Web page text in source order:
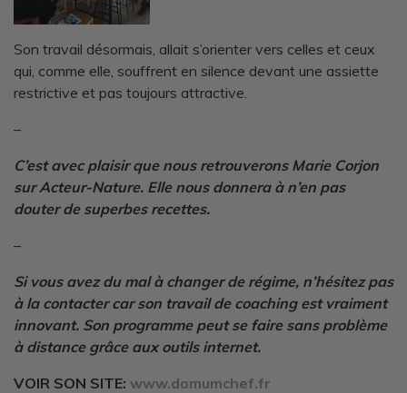
Son travail désormais, allait s’orienter vers celles et ceux
qui, comme elle, souffrent en silence devant une assiette
restrictive et pas toujours attractive.
–
C’est avec plaisir que nous retrouverons Marie Corjon
sur Acteur-Nature. Elle nous donnera à n’en pas
douter de superbes recettes.
–
Si vous avez du mal à changer de régime, n’hésitez pas
à la contacter car son travail de coaching est vraiment
innovant. Son programme peut se faire sans problème
à distance grâce aux outils internet.
VOIR SON SITE: www.domumchef.fr